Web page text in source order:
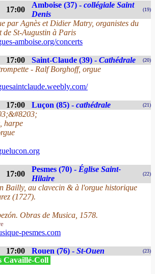
17:00
Amboise (37) - collégiale Saint
Denis
(19)
par Agnès et Didier Matry, organistes du
de St-Augustin à Paris
amboise.org/concerts
17:00 Saint-Claude (39) - Cathédrale (20)
- Ralf Borghoff, orgue
17:00 Luçon (85) - cathédrale (21)
harpe
17:00
Pesmes (70) - Église Saint-
Hilaire
(22)
Bailly, au clavecin & à l'orgue historique
(1727).
Obras de Musica, 1578.
pesmes.com
17:00 Rouen (76) - St-Ouen (23)
Cavaillé-Coll